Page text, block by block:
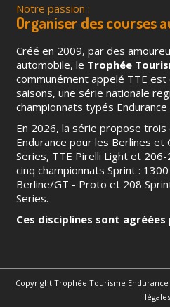
Notre passion :
Organiser des courses
Créé en 2009, par des
automobile, le Trophée
communément appelé TTE est
saisons, une série nationale
championnats typés
En 2026, la série propose trois
Endurance pour les Berlines et
Series, TTE Pirelli Light et 206-
cinq championnats Sprint :
Berline/GT - Proto et 208
Series.
Ces disciplines sont agréées
Copyright Trophée Tourisme
légales